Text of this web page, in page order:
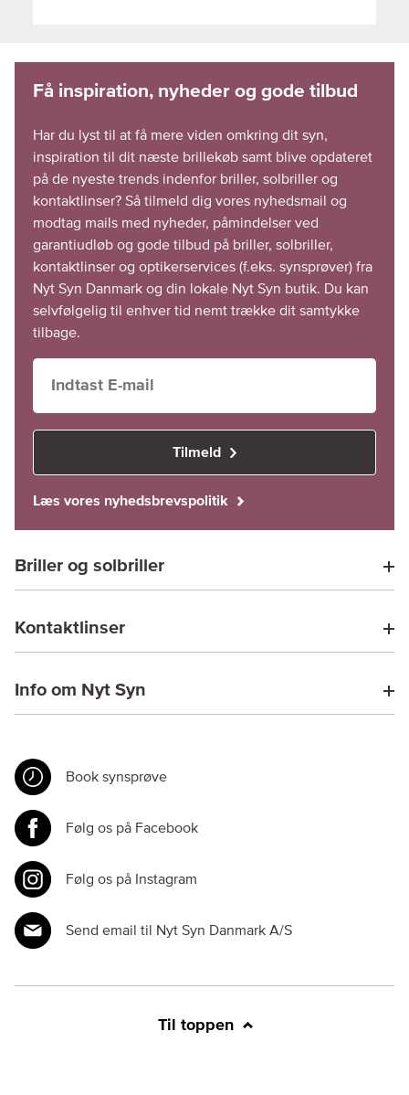
Har du lyst til at få mere viden omkring dit syn,
inspiration til dit næste brillekøb samt blive opdateret
på de nyeste trends indenfor briller, solbriller og
kontaktlinser? Så tilmeld dig vores nyhedsmail og
modtag mails med nyheder, påmindelser ved
garantiudløb og gode tilbud på briller, solbriller,
kontaktlinser og optikerservices (f.eks. synsprøver) fra
Nyt Syn Danmark og din lokale Nyt Syn butik. Du kan
selvfølgelig til enhver tid nemt trække dit samtykke
tilbage.
Tilmeld
Læs vores nyhedsbrevspolitik
Briller og solbriller
Kontaktlinser
Info om Nyt Syn
Book synsprøve
Følg os på Facebook
Følg os på Instagram
Send email til Nyt Syn Danmark A/S
Til toppen